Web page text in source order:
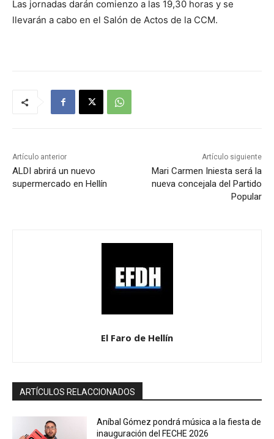
Las jornadas darán comienzo a las 19,30 horas y se
llevarán a cabo en el Salón de Actos de la CCM.
Artículo anterior
ALDI abrirá un nuevo
supermercado en Hellín
Artículo siguiente
Mari Carmen Iniesta será la
nueva concejala del Partido
Popular
El Faro de Hellín
ARTÍCULOS RELACCIONADOS
Aníbal Gómez pondrá música a la fiesta de
inauguración del FECHE 2026